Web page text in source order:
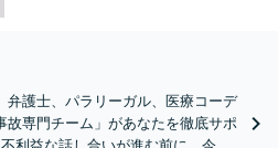
弁護士、パラリーガル、医療コーデ
故専門チーム」があなたを徹底サポ
利益な話し合いが進む前に、今す